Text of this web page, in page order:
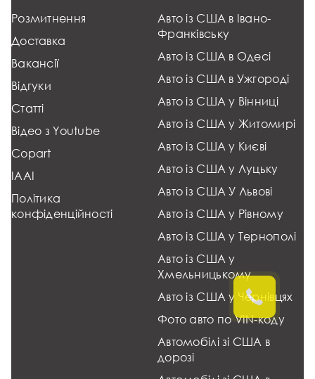
Розмитнення
Доставка
Вакансії
Відгуки
Статті
Відео з Youtube
Copart
IAAI
Політика
конфіденційності
Авто із США в Івано-
Франківську
Авто із США в Одесі
Авто із США в Ужгороді
Авто із США у Вінниці
Авто із США у Житомирі
Авто із США у Києві
Авто із США у Луцьку
Авто із США У Львові
Авто із США у Рівному
Авто із США у Тернополі
Авто із США у
Хмельницькому
Авто із США у Чернівцях
Фото авто по VIN-коду
Автомобілі зі США в
дорозі